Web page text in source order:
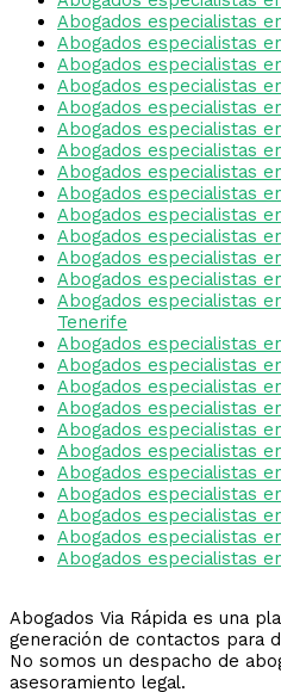
Abogados especialistas
Abogados especialistas
Abogados especialistas
Abogados especialistas
Abogados especialistas
Abogados especialistas
Abogados especialistas
Abogados especialistas
Abogados especialistas
Abogados especialistas
Abogados especialistas
Abogados especialistas
Abogados especialistas
Abogados especialistas
Tenerife
Abogados especialistas
Abogados especialistas
Abogados especialistas
Abogados especialistas
Abogados especialistas
Abogados especialistas
Abogados especialistas
Abogados especialistas
Abogados especialistas
Abogados especialistas
Abogados especialistas
Abogados Via Rápida es una
generación de contactos para
No somos un despacho de
asesoramiento legal.